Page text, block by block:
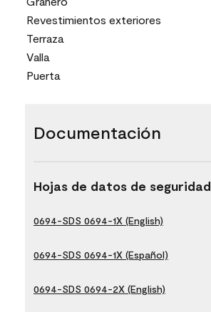
Revestimientos exteriores
Terraza
Valla
Puerta
Documentación
Hojas de datos de seguridad
0694-SDS 0694-1X (English)
0694-SDS 0694-1X (Español)
0694-SDS 0694-2X (English)